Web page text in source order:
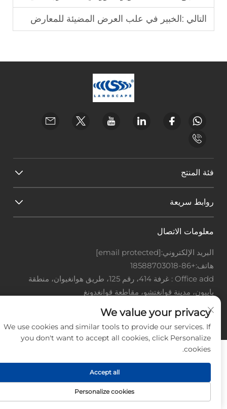
التالي : الخبير في علب العرض المضيئة للمعارض
فئة المنتج
روابط سريعة
معلومات الاتصال
البريد الإلكتروني:[email protected]
هاتف: +86-18588703018
Office add : غرفة 414، رقم 125، طريق هوانغيوان، منطقة
باييون، مدينة قوانغتشو، مقاطعة قوانغدونغ
حقوق النشر © شركة قوانغتشو لاندسكيب للتكنولوجيا
المحدودة، جميع الحقوق محفوظة. -
سياسة الخصوصية
We value your privacy
We use cookies and similar tools to provide our services. If
you don't want to accept all cookies, click Personalize
cookies.
Personalize cookies
Accept all